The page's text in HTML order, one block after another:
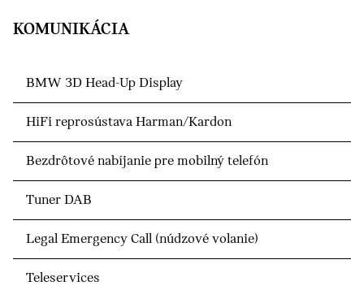
KOMUNIKÁCIA
BMW 3D Head-Up Display
HiFi reprosústava Harman/Kardon
Bezdrôtové nabíjanie pre mobilný telefón
Tuner DAB
Legal Emergency Call (núdzové volanie)
Teleservices